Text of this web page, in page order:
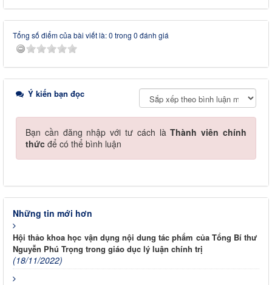
Tổng số điểm của bài viết là: 0 trong 0 đánh giá
Ý kiến bạn đọc
Bạn cần đăng nhập với tư cách làThành viên chính
thức để có thể bình luận
Những tin mới hơn
Hội thảo khoa học vận dụng nội dung tác phẩm của Tổng Bí thư
Nguyễn Phú Trọng trong giáo dục lý luận chính trị
(18/11/2022)